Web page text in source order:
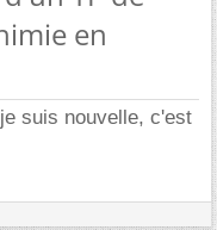
en
suis nouvelle, c'est